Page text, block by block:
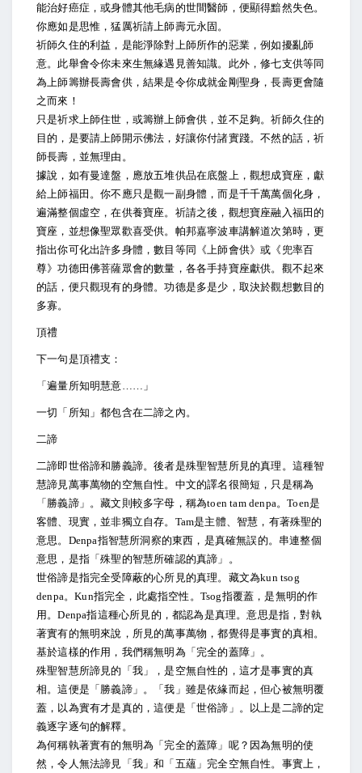
能治好癌症，或身體其他毛病的世間醫師，便顯得黯然失色。
你應如是思惟，猛厲祈請上師壽元永固。
祈師久住的利益，是能淨除對上師所作的惡業，例如擾亂師
意。此舉會令你未來生無緣遇見善知識。此外，修七支供等同
為上師籌辦長壽會供，結果是令你成就金剛聖身，長壽更會隨
之而來！
只是祈求上師住世，或籌辦上師會供，並不足夠。祈師久住的
目的，是要請上師開示佛法，好讓你付諸實踐。不然的話，祈
師長壽，並無理由。
據說，如有曼達盤，應放五堆供品在底盤上，觀想成寶座，獻
給上師福田。你不應只是觀一副身體，而是千千萬萬個化身，
遍滿整個虛空，在供養寶座。祈請之後，觀想寶座融入福田的
寶座，並想像聖眾歡喜受供。帕邦嘉寧波車講解道次第時，更
指出你可化出許多身體，數目等同《上師會供》或《兜率百
尊》功德田佛菩薩眾會的數量，各各手持寶座獻供。觀不起來
的話，便只觀現有的身體。功德是多是少，取決於觀想數目的
多寡。
頂禮
下一句是頂禮支：
「遍量所知明慧意……」
一切「所知」都包含在二諦之內。
二諦
二諦即世俗諦和勝義諦。後者是殊聖智慧所見的真理。這種智
慧諦見萬事萬物的空無自性。中文的譯名很簡短，只是稱為
「勝義諦」。藏文則較多字母，稱為toen tam denpa。Toen是
客體、現實，並非獨立自存。Tam是主體、智慧，有著殊聖的
意思。Denpa指智慧所洞察的東西，是真確無誤的。串連整個
意思，是指「殊聖的智慧所確認的真諦」。
世俗諦是指完全受障蔽的心所見的真理。藏文為kun tsog
denpa。Kun指完全，此處指空性。Tsog指覆蓋，是無明的作
用。Denpa指這種心所見的，都認為是真理。意思是指，對執
著實有的無明來說，所見的萬事萬物，都覺得是事實的真相。
基於這樣的作用，我們稱無明為「完全的蓋障」。
殊聖智慧所諦見的「我」，是空無自性的，這才是事實的真
相。這便是「勝義諦」。「我」雖是依緣而起，但心被無明覆
蓋，以為實有才是真的，這便是「世俗諦」。以上是二諦的定
義逐字逐句的解釋。
為何稱執著實有的無明為「完全的蓋障」呢？因為無明的使
然，令人無法諦見「我」和「五蘊」完全空無自性。事實上，